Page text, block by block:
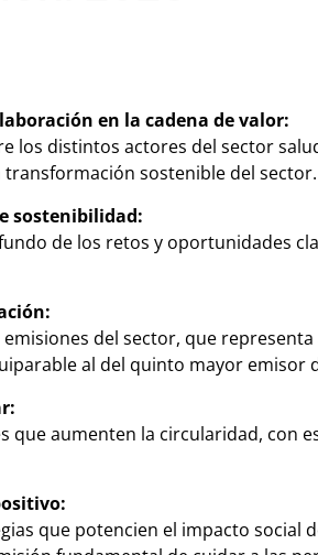
en la cadena de valor:
los distintos actores del sector
sostenible del sector.
sostenibilidad:
de los retos y oportunidades
del sector, que
al del quinto mayor emisor
que aumenten la circularidad, con
que potencien el impacto social